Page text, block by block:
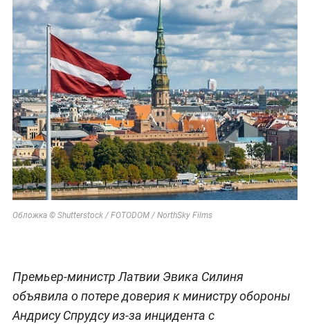
Обложка © Shutterstock / FOTODOM / NorthSky Films
Премьер-министр Латвии Эвика Силиня
объявила о потере доверия к министру обороны
Андрису Спрудсу из-за инцидента с